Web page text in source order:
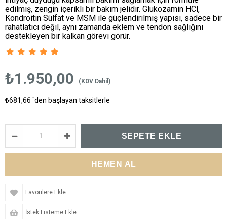
edilmiş, zengin içerikli bir bakım jelidir. Glukozamin HCl,
Kondroitin Sülfat ve MSM ile güçlendirilmiş yapısı, sadece bir
rahatlatıcı değil, aynı zamanda eklem ve tendon sağlığını
destekleyen bir kalkan görevi görür.
₺1.950,00 (KDV Dahil)
₺681,66 `den başlayan taksitlerle
Favorilere Ekle
İstek Listeme Ekle